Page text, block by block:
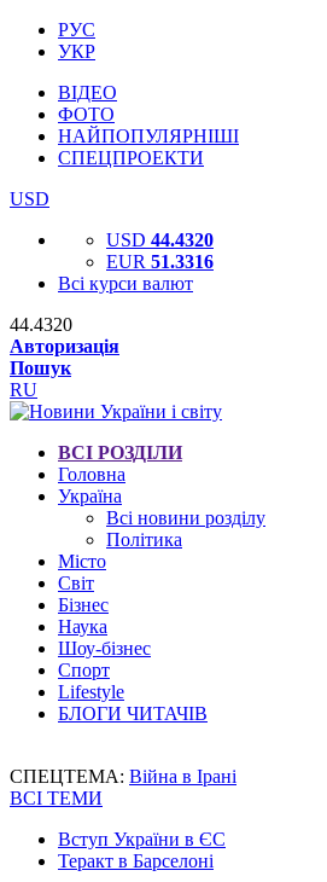
РУС
УКР
ВІДЕО
ФОТО
НАЙПОПУЛЯРНІШІ
СПЕЦПРОЕКТИ
USD
USD 44.4320
EUR 51.3316
Всі курси валют
44.4320
Авторизація
Пошук
RU
ВСІ РОЗДІЛИ
Головна
Україна
Всі новини розділу
Політика
Місто
Світ
Бізнес
Наука
Шоу-бізнес
Спорт
Lifestyle
БЛОГИ ЧИТАЧІВ
СПЕЦТЕМА: Війна в Ірані
ВСІ ТЕМИ
Вступ України в ЄС
Теракт в Барселоні